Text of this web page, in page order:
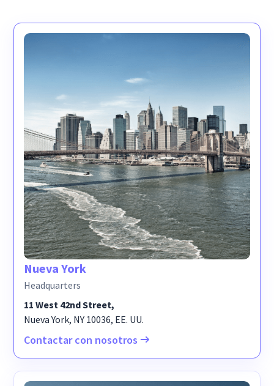
Nueva York
Headquarters
11 West 42nd Street,
Nueva York, NY 10036, EE. UU.
Contactar con nosotros